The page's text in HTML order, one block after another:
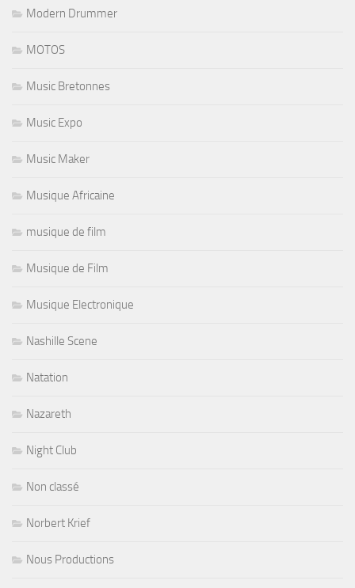
Modern Drummer
MOTOS
Music Bretonnes
Music Expo
Music Maker
Musique Africaine
musique de film
Musique de Film
Musique Electronique
Nashille Scene
Natation
Nazareth
Night Club
Non classé
Norbert Krief
Nous Productions